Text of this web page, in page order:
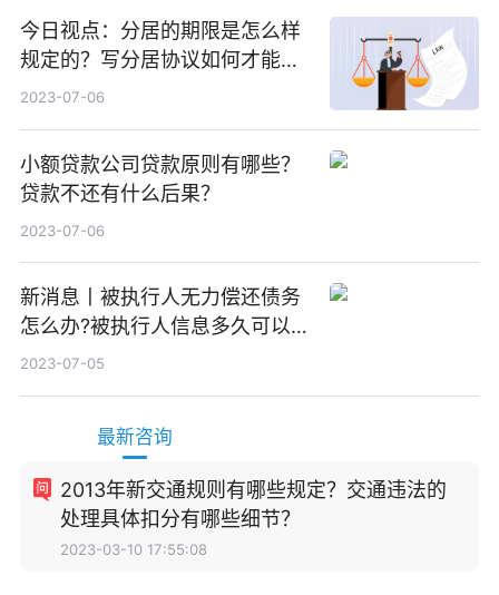
今日视点：分居的期限是怎么样
规定的？写分居协议如何才能有
效？
2023-07-06
小额贷款公司贷款原则有哪些？
贷款不还有什么后果？
2023-07-06
新消息丨被执行人无力偿还债务
怎么办?被执行人信息多久可以
消除?
2023-07-05
最新咨询
2013年新交通规则有哪些规定？交通违法的
处理具体扣分有哪些细节？
2023-03-10 17:55:08